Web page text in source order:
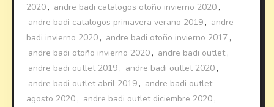
2020 , andre badi catalogos otoño invierno 2020 ,
andre badi catalogos primavera verano 2019 , andre
badi invierno 2020 , andre badi otoño invierno 2017 ,
andre badi otoño invierno 2020 , andre badi outlet,
andre badi outlet 2019 , andre badi outlet 2020 ,
andre badi outlet abril 2019 , andre badi outlet
agosto 2020 , andre badi outlet diciembre 2020 ,